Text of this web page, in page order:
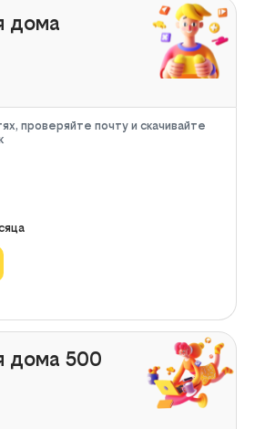
дома
проверяйте почту и скачивайте
дома 500